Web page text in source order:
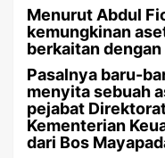
Menurut Abdul
kemungkinan
berkaitan
Pasalnya baru-
menyita sebuah
pejabat
Kementerian
dari Bos